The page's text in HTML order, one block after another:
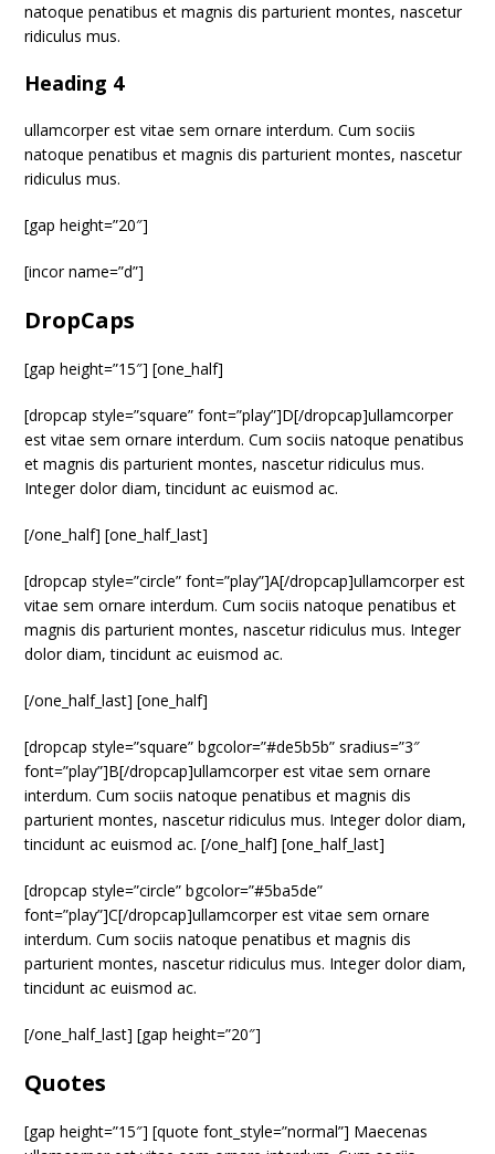
natoque penatibus et magnis dis parturient montes, nascetur
ridiculus mus.
Heading 4
ullamcorper est vitae sem ornare interdum. Cum sociis
natoque penatibus et magnis dis parturient montes, nascetur
ridiculus mus.
[gap height=”20″]
[incor name=”d”]
DropCaps
[gap height=”15″] [one_half]
[dropcap style=”square” font=”play”]D[/dropcap]ullamcorper
est vitae sem ornare interdum. Cum sociis natoque penatibus
et magnis dis parturient montes, nascetur ridiculus mus.
Integer dolor diam, tincidunt ac euismod ac.
[/one_half] [one_half_last]
[dropcap style=”circle” font=”play”]A[/dropcap]ullamcorper est
vitae sem ornare interdum. Cum sociis natoque penatibus et
magnis dis parturient montes, nascetur ridiculus mus. Integer
dolor diam, tincidunt ac euismod ac.
[/one_half_last] [one_half]
[dropcap style=”square” bgcolor=”#de5b5b” sradius=”3″
font=”play”]B[/dropcap]ullamcorper est vitae sem ornare
interdum. Cum sociis natoque penatibus et magnis dis
parturient montes, nascetur ridiculus mus. Integer dolor diam,
tincidunt ac euismod ac. [/one_half] [one_half_last]
[dropcap style=”circle” bgcolor=”#5ba5de”
font=”play”]C[/dropcap]ullamcorper est vitae sem ornare
interdum. Cum sociis natoque penatibus et magnis dis
parturient montes, nascetur ridiculus mus. Integer dolor diam,
tincidunt ac euismod ac.
[/one_half_last] [gap height=”20″]
Quotes
[gap height=”15″] [quote font_style=”normal”] Maecenas